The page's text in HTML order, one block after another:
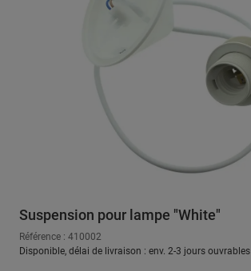
Suspension pour lampe "White"
Référence : 410002
Disponible, délai de livraison : env. 2-3 jours ouvrables